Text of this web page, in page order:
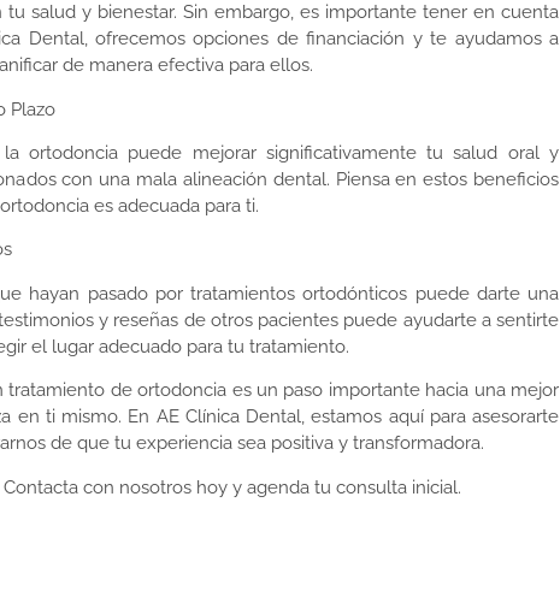
salud y bienestar. Sin embargo, es importante tener en cuenta
Dental, ofrecemos opciones de financiación y te ayudamos a
de manera efectiva para ellos.
Plazo
ortodoncia puede mejorar significativamente tu salud oral y
con una mala alineación dental. Piensa en estos beneficios
es adecuada para ti.
hayan pasado por tratamientos ortodónticos puede darte una
y reseñas de otros pacientes puede ayudarte a sentirte
el lugar adecuado para tu tratamiento.
tratamiento de ortodoncia es un paso importante hacia una mejor
en ti mismo. En AE Clínica Dental, estamos aquí para asesorarte
de que tu experiencia sea positiva y transformadora.
con nosotros hoy y agenda tu consulta inicial.